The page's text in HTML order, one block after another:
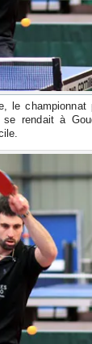
le
rendait à